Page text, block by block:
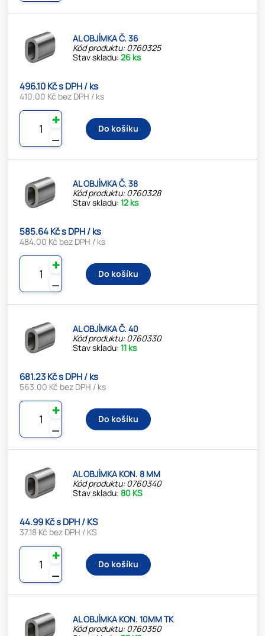
AL OBJÍMKA Č. 36
Kód produktu: 0760325
Stav skladu:26 ks
496.10 Kč s DPH / ks
410.00 Kč bez DPH / ks
⚊
✚
Do košíku
AL OBJÍMKA Č. 38
Kód produktu: 0760328
Stav skladu:12 ks
585.64 Kč s DPH / ks
484.00 Kč bez DPH / ks
⚊
✚
Do košíku
AL OBJÍMKA Č. 40
Kód produktu: 0760330
Stav skladu:11 ks
681.23 Kč s DPH / ks
563.00 Kč bez DPH / ks
⚊
✚
Do košíku
AL OBJÍMKA KON. 8 MM
Kód produktu: 0760340
Stav skladu:80 KS
44.99 Kč s DPH / KS
37.18 Kč bez DPH / KS
⚊
✚
Do košíku
AL OBJÍMKA KON. 10MM TK
Kód produktu: 0760350